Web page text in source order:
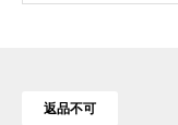
返品不可